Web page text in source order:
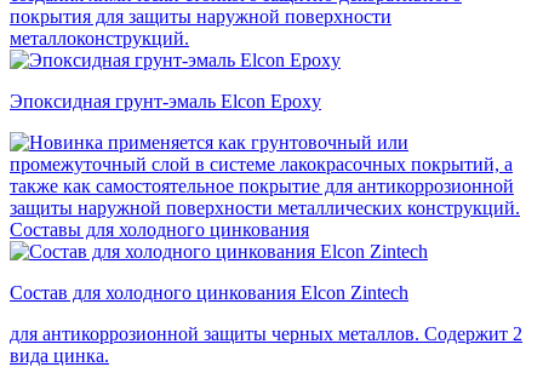
покрытия для защиты наружной поверхности
металлоконструкций.
Эпоксидная грунт-эмаль Elcon Epoxy
применяется как грунтовочный или
промежуточный слой в системе лакокрасочных покрытий, а
также как самостоятельное покрытие для антикоррозионной
защиты наружной поверхности металлических конструкций.
Составы для холодного цинкования
Состав для холодного цинкования Elcon Zintech
для антикоррозионной защиты черных металлов. Содержит 2
вида цинка.